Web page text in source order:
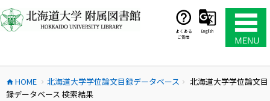
ン
テ
ス
キ
よくある
ご質問
English
home HOME chevron_right 北海道大学学位論文目録データベース chevron_right
北海道大学学位論文目
録データベース 検索結果